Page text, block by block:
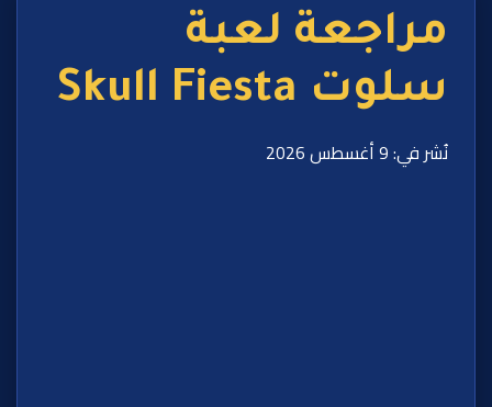
مراجعة لعبة
سلوت Skull Fiesta
نُشر في: 9 أغسطس 2026